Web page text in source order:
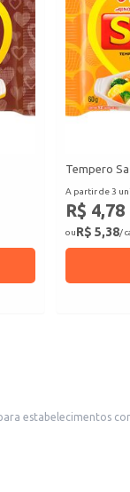
Tempero
A partir de 3
R$ 4,78
ouR$ 5,38/
estabelecimentos